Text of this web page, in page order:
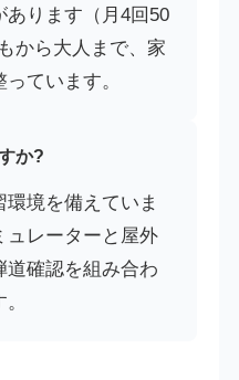
ります（月4回50
から大人まで、家
ています。
か?
境を備えていま
ュレーターと屋外
道確認を組み合わ